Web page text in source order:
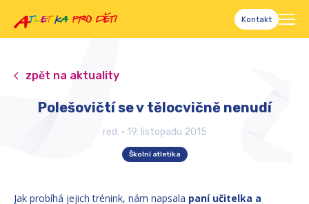
Kontakt
zpět na aktuality
Polešovičtí se v tělocvičně nenudí
red. • 19. listopadu 2015
Školní atletika
Jak probíhá jejich trénink, nám napsala paní učitelka a